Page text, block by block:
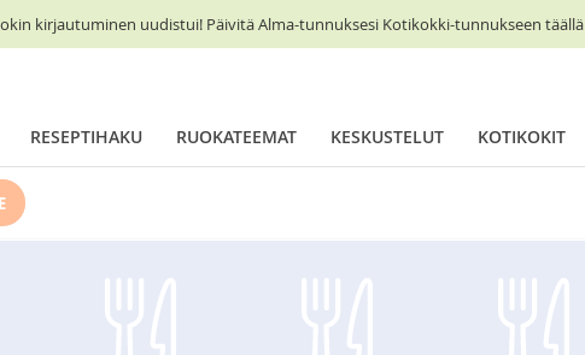
kirjautuminen uudistui! Päivitä Alma-tunnuksesi Kotikokki-tunnukseen täällä
RESEPTIHAKU RUOKATEEMAT KESKUSTELUT KOTIKOKIT